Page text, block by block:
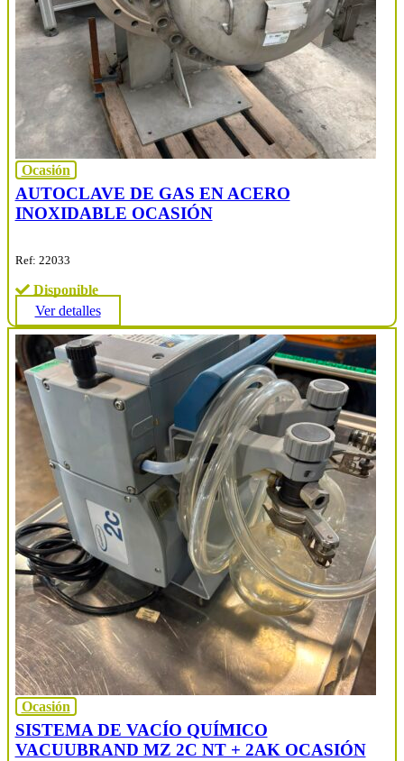
Ocasión
AUTOCLAVE DE GAS EN ACERO
INOXIDABLE OCASIÓN
Ref: 22033
Disponible
Ver detalles
Ocasión
SISTEMA DE VACÍO QUÍMICO
VACUUBRAND MZ 2C NT + 2AK OCASIÓN